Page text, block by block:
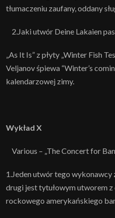
tłumaczeniu zaufany, oddany
2.Jaki utwór Deine Lakaien
„As It Is” z płyty „Winter Fish
Veljanov śpiewa “Winter’s
kalendarzowej zimy.
Wykład X
Various – „The Concert for
1.Jeden utwór tego wykonawcy
drugi jest tytułowym utworem
rockowego amerykańskiego